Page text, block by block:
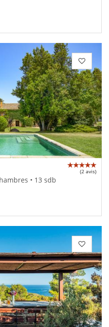
(2 avis)
• 13 sdb